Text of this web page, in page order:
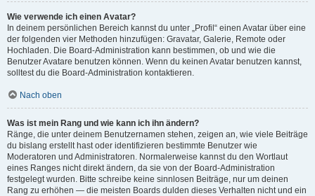
Wie verwende ich einen Avatar?
In deinem persönlichen Bereich kannst du unter „Profil“ einen Avatar über eine
der folgenden vier Methoden hinzufügen: Gravatar, Galerie, Remote oder
Hochladen. Die Board-Administration kann bestimmen, ob und wie die
Benutzer Avatare benutzen können. Wenn du keinen Avatar benutzen kannst,
solltest du die Board-Administration kontaktieren.
Nach oben
Was ist mein Rang und wie kann ich ihn ändern?
Ränge, die unter deinem Benutzernamen stehen, zeigen an, wie viele Beiträge
du bislang erstellt hast oder identifizieren bestimmte Benutzer wie
Moderatoren und Administratoren. Normalerweise kannst du den Wortlaut
eines Ranges nicht direkt ändern, da sie von der Board-Administration
festgelegt wurden. Bitte schreibe keine sinnlosen Beiträge, nur um deinen
Rang zu erhöhen — die meisten Boards dulden dieses Verhalten nicht und ein